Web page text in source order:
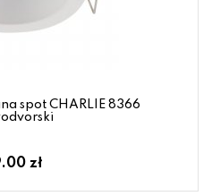
spot CHARLIE 8366
zł